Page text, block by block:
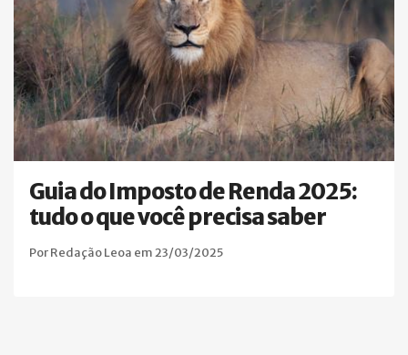
Guia do Imposto de Renda 2025:
tudo o que você precisa saber
Por Redação Leoa em 23/03/2025